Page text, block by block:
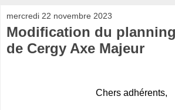
mercredi 22 novembre 2023
Modification du
de Cergy Axe Majeur
Chers adhérents,